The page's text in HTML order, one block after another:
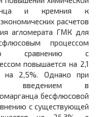
и кремния к
расчетов
агломерата ГМК для
процессом
сравнению с
повышается на 2,1
на 2,5%. Однако при
с введением в
бесфлюсовой
с существующей